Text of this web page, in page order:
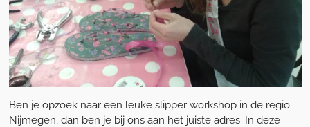
Ben je opzoek naar een leuke slipper workshop in de regio
Nijmegen, dan ben je bij ons aan het juiste adres. In deze